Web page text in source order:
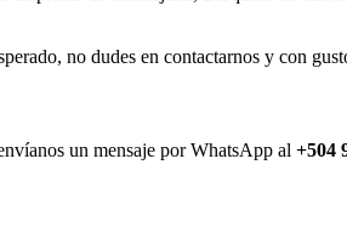
no dudes en contactarnos y con
un mensaje por WhatsApp al +504